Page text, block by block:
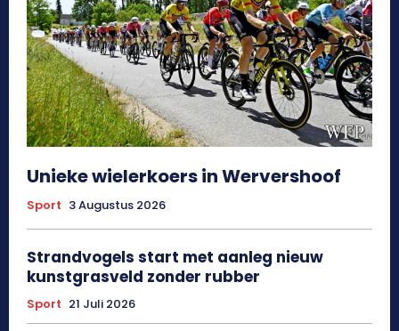
Unieke wielerkoers in Wervershoof
Sport 3 Augustus 2026
Strandvogels start met aanleg nieuw
kunstgrasveld zonder rubber
Sport 21 Juli 2026